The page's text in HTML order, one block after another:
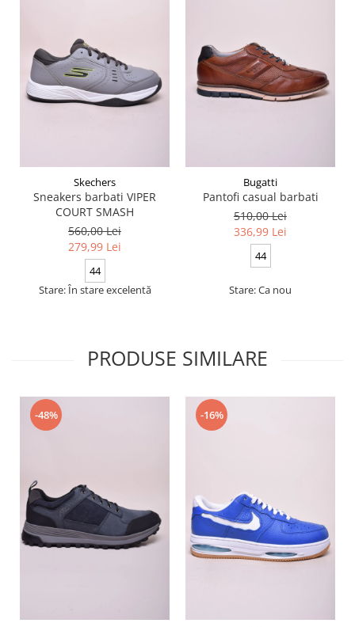
Skechers
Sneakers barbati VIPER
COURT SMASH
560,00 Lei
279,99 Lei
44
Stare: În stare excelentă
Bugatti
Pantofi casual barbati
510,00 Lei
336,99 Lei
44
Stare: Ca nou
PRODUSE SIMILARE
-48% -16%